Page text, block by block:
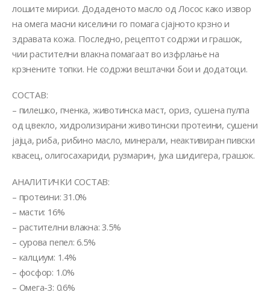
лошите мириси. Додаденото масло од Лосос како извор
на омега масни киселини го помага сјајното крзно и
здравата кожа. Последно, рецептот содржи и грашок,
чии растителни влакна помагаат во изфрлање на
крзнените топки. Не содржи вештачки бои и додатоци.
СОСТАВ:
– пилешко, пченка, животинска маст, ориз, сушена пулпа
од цвекло, хидролизирани животински протеини, сушени
јајца, риба, рибино масло, минерали, неактивиран пивски
квасец, олигосахариди, рузмарин, јука шидигера, грашок.
АНАЛИТИЧКИ СОСТАВ:
– протеини: 31.0%
– масти: 16%
– растителни влакна: 3.5%
– сурова пепел: 6.5%
– калциум: 1.4%
– фосфор: 1.0%
– Омега-3: 0.6%